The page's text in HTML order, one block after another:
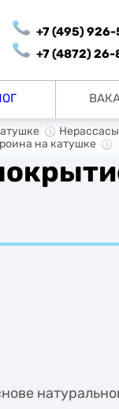
+7 (495)
+7 (4872) 26-
на катушке